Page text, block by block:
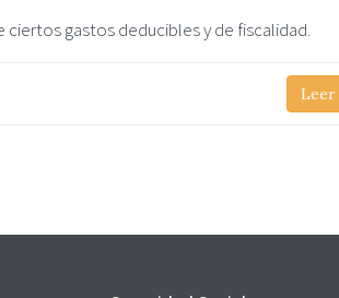
gastos deducibles y de fiscalidad.
Leer